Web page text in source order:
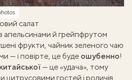
салат
апельсинами й грейпфрутом
фрукти, чайник зеленого чаю
— і повірте, це буде ошубенно!
— це «удача», тому
цитрусовими гостей і родичів